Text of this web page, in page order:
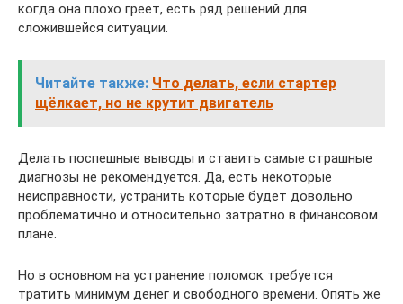
когда она плохо греет, есть ряд решений для
сложившейся ситуации.
Читайте также: Что делать, если стартер
щёлкает, но не крутит двигатель
Делать поспешные выводы и ставить самые страшные
диагнозы не рекомендуется. Да, есть некоторые
неисправности, устранить которые будет довольно
проблематично и относительно затратно в финансовом
плане.
Но в основном на устранение поломок требуется
тратить минимум денег и свободного времени. Опять же